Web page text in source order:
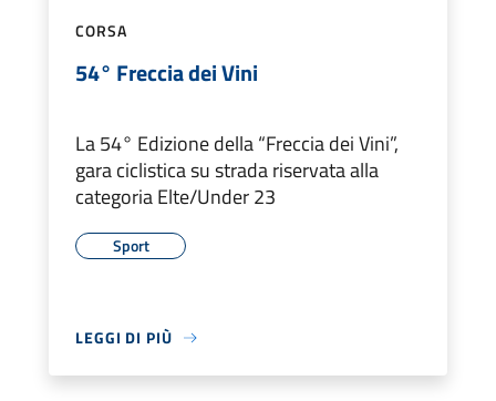
CORSA
54° Freccia dei Vini
La 54° Edizione della “Freccia dei Vini”,
gara ciclistica su strada riservata alla
categoria Elte/Under 23
Sport
LEGGI DI PIÙ